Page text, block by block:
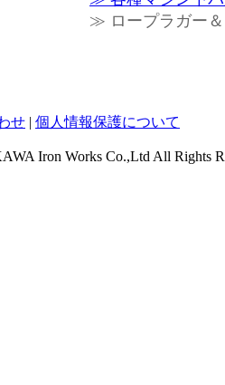
≫ ロープラガー
せ | 個人情報保護について
Iron Works Co.,Ltd All Rights